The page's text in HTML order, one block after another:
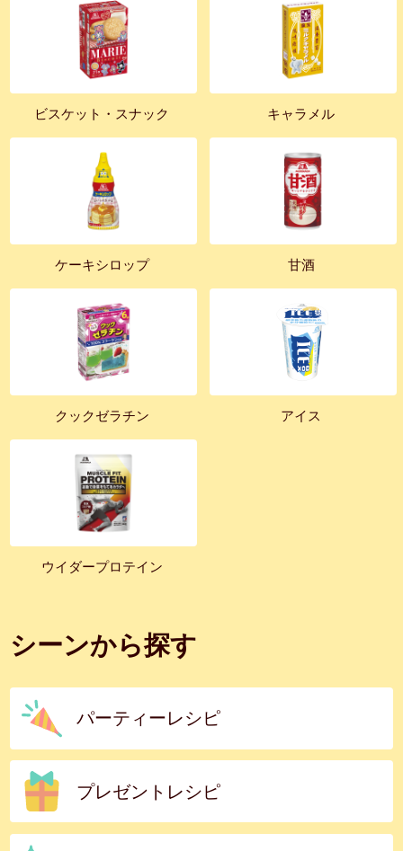
ビスケット・スナック キャラメル
ケーキシロップ 甘酒
クックゼラチン アイス
ウイダープロテイン
シーンから探す
パーティーレシピ
プレゼントレシピ